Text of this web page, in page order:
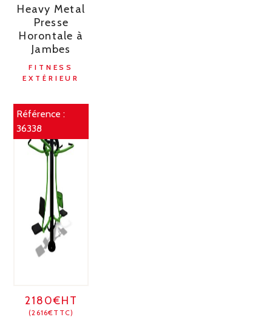
Heavy Metal
Presse
Horontale à
Jambes
FITNESS
EXTÉRIEUR
Référence :
36338
2180€HT
(2616€TTC)